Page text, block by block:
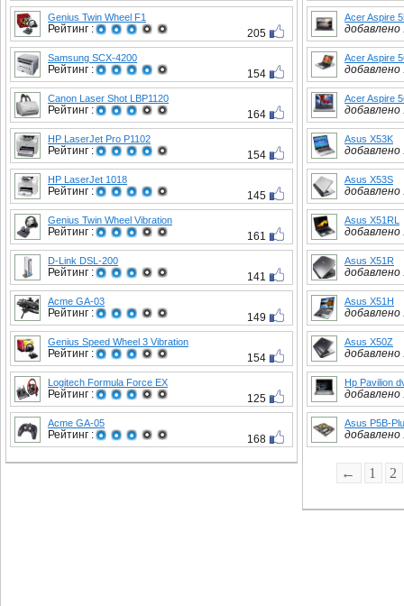
Genius Twin Wheel F1
Рейтинг : 205
Samsung SCX-4200
Рейтинг : 154
Canon Laser Shot LBP1120
Рейтинг : 164
HP LaserJet Pro P1102
Рейтинг : 154
HP LaserJet 1018
Рейтинг : 145
Genius Twin Wheel Vibration
Рейтинг : 161
D-Link DSL-200
Рейтинг : 141
Acme GA-03
Рейтинг : 149
Genius Speed Wheel 3 Vibration
Рейтинг : 154
Logitech Formula Force EX
Рейтинг : 125
Acme GA-05
Рейтинг : 168
Acer Aspire
добавлено
Acer Aspire
добавлено
Acer Aspire
добавлено
Asus X53K
добавлено
Asus X53S
добавлено
Asus X51RL
добавлено
Asus X51R
добавлено
Asus X51H
добавлено
Asus X50Z
добавлено
Hp Pavilion
добавлено
Asus P5B-
добавлено
← 1 2